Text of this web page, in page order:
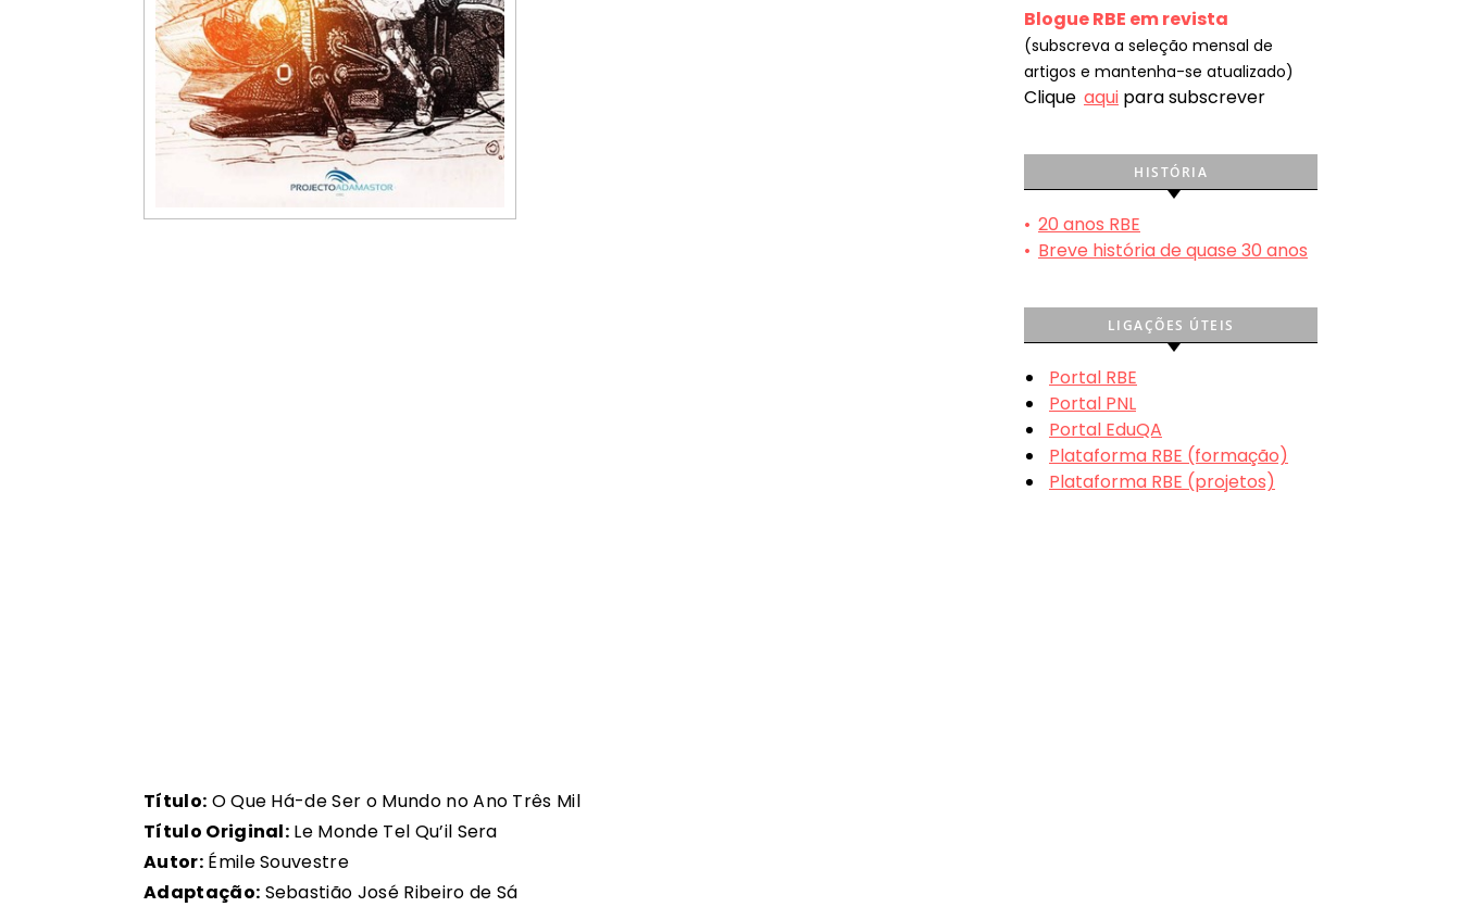
Título: O Que Há-de Ser o Mundo no Ano Três Mil
Título Original: Le Monde Tel Qu’il Sera
Autor:Émile Souvestre
Adaptação: Sebastião José Ribeiro de Sá
Blogue RBE em revista
(subscreva a seleção mensal de
artigos e mantenha-se atualizado)
Clique aqui para subscrever
HISTÓRIA
• 20 anos RBE
• Breve história de quase 30 anos
LIGAÇÕES ÚTEIS
Portal RBE
Portal PNL
Portal EduQA
Plataforma RBE (formação)
Plataforma RBE (projetos)